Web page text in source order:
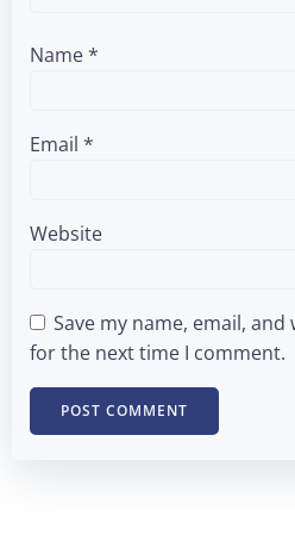
Name*
Email *
Website
Save my name, email,
for the next time I comment.